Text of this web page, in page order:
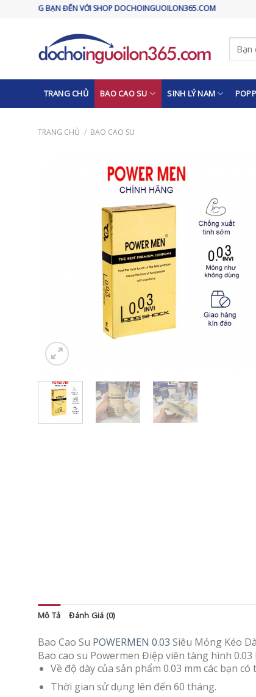
VỚI SHOP DOCHOINGUOILON365.COM
Tìm
kiếm:
TRANG CHỦ BAO CAO SU SINH LÝ NAM
TRANG CHỦ / BAO CAO SU
Mô Tả Đánh Giá (0)
Bao Cao Su POWERMEN 0.03 Siêu Mỏng Kéo
Bao cao su Powermen Điệp viên tàng hình 0.03
Về độ dày của sản phẩm 0.03 mm các bạn
Thời gian sử dụng lên đến 60 tháng.